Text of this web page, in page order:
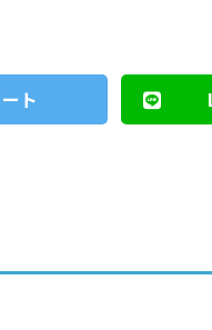
ト